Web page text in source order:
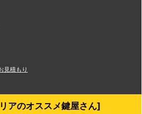
見積もり
アのオススメ鍵屋さん]